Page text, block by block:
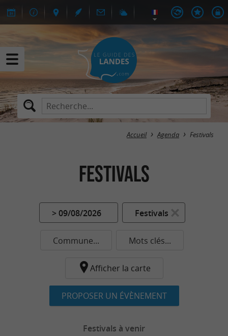
Accueil Agenda Festivals
Festivals
> 09/08/2026 Festivals
Commune... Mots clés...
Afficher la carte
PROPOSER UN ÉVÈNEMENT
Festivals à venir